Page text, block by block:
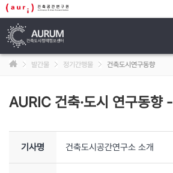
발간물 정기간행물 건축도시연구동향
AURIC 건축·도시 연구동향-
기사명 건축도시공간연구소 소개